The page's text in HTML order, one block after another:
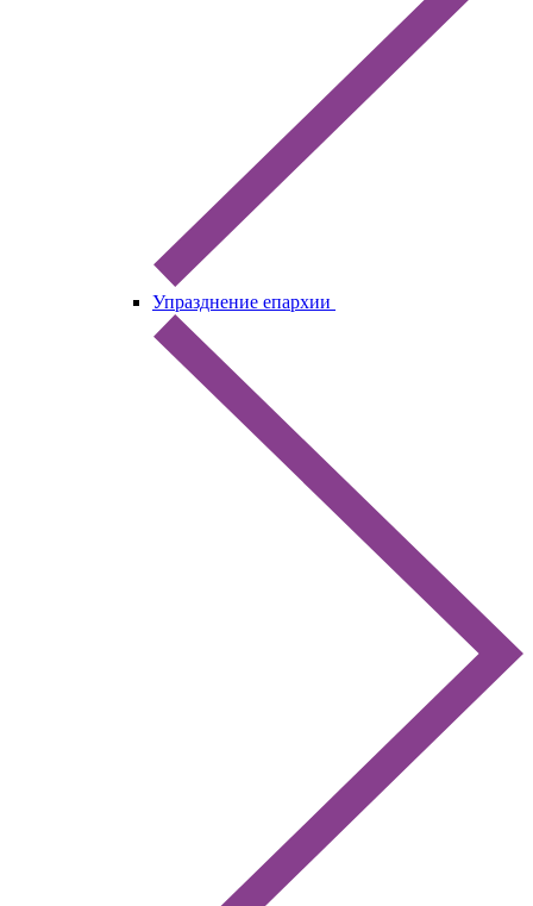
Упразднение епархии